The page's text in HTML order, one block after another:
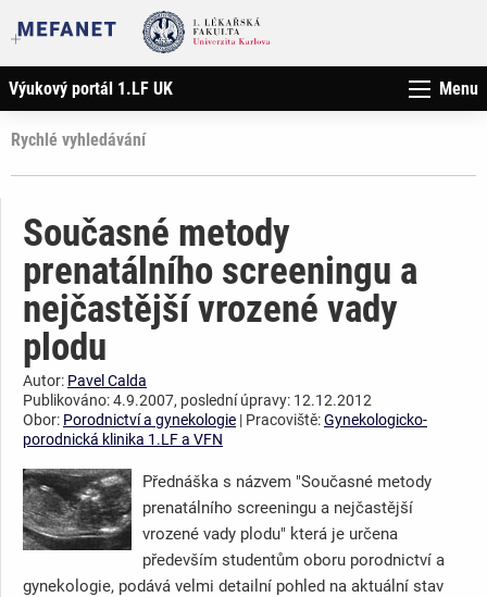
Výukový portál 1.LF UK Menu
Rychlé vyhledávání
Současné metody
prenatálního screeningu a
nejčastější vrozené vady
plodu
Autor: Pavel Calda
Publikováno: 4.9.2007, poslední úpravy: 12.12.2012
Obor: Porodnictví a gynekologie | Pracoviště:Gynekologicko-
porodnická klinika 1.LF a VFN
Přednáška s názvem "Současné metody
prenatálního screeningu a nejčastější
vrozené vady plodu" která je určena
především studentům oboru porodnictví a
gynekologie, podává velmi detailní pohled na aktuální stav